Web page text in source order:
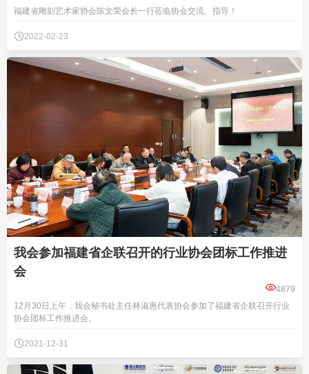
福建省雕刻艺术家协会陈文荣会长一行莅临协会交流、指导！
2022-02-23
我会参加福建省企联召开的行业协会团标工作推进
会
4879
12月30日上午，我会秘书处主任林淑惠代表协会参加了福建省企联召开行业
协会团标工作推进会。
2021-12-31